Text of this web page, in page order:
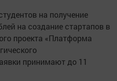
на получение
на создание стартапов в
проекта «Платформа
принимают до 11